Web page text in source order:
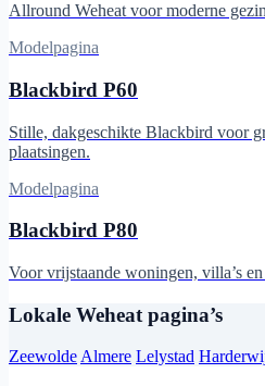
Allround Weheat voor moderne
Modelpagina
Blackbird P60
Stille, dakgeschikte Blackbird voor
plaatsingen.
Modelpagina
Blackbird P80
Voor vrijstaande woningen, villa’s
Lokale Weheat pagina’s
ZeewoldeAlmere Lelystad